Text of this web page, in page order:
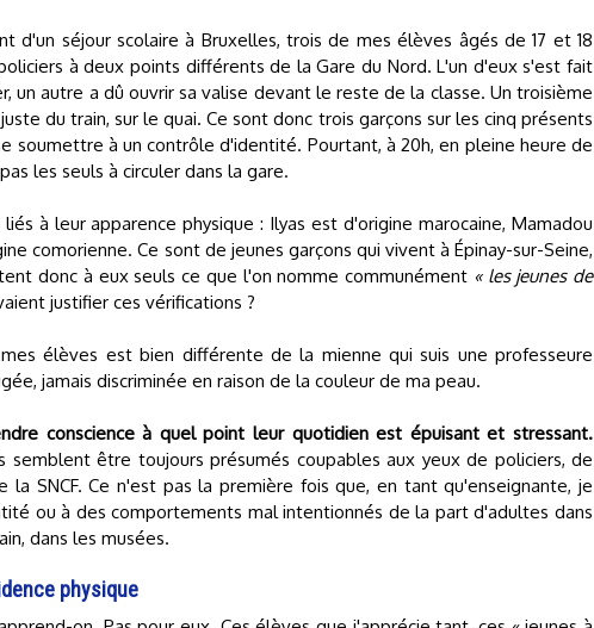
d'un séjour scolaire à Bruxelles, trois de mes élèves âgés de 17 et 18
à deux points différents de la Gare du Nord. L'un d'eux s'est fait
un autre a dû ouvrir sa valise devant le reste de la classe. Un troisième
du train, sur le quai. Ce sont donc trois garçons sur les cinq présents
soumettre à un contrôle d'identité. Pourtant, à 20h, en pleine heure de
les seuls à circuler dans la gare.
à leur apparence physique : Ilyas est d'origine marocaine, Mamadou
comorienne. Ce sont de jeunes garçons qui vivent à Épinay-sur-Seine,
donc à eux seuls ce que l'on nomme communément « les jeunes de
justifier ces vérifications ?
élèves est bien différente de la mienne qui suis une professeure
jamais discriminée en raison de la couleur de ma peau.
conscience à quel point leur quotidien est épuisant et stressant.
semblent être toujours présumés coupables aux yeux de policiers, de
la SNCF. Ce n'est pas la première fois que, en tant qu'enseignante, je
ou à des comportements mal intentionnés de la part d'adultes dans
dans les musées.
physique